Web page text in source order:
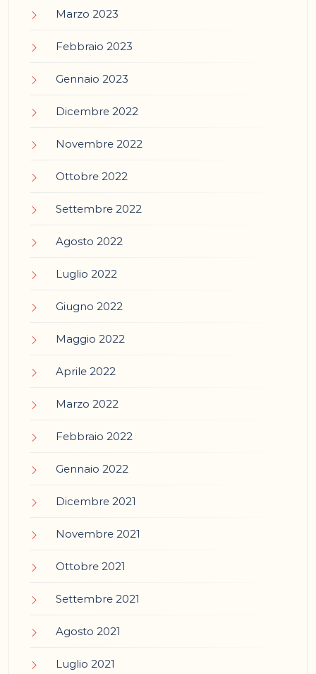
Marzo 2023
Febbraio 2023
Gennaio 2023
Dicembre 2022
Novembre 2022
Ottobre 2022
Settembre 2022
Agosto 2022
Luglio 2022
Giugno 2022
Maggio 2022
Aprile 2022
Marzo 2022
Febbraio 2022
Gennaio 2022
Dicembre 2021
Novembre 2021
Ottobre 2021
Settembre 2021
Agosto 2021
Luglio 2021